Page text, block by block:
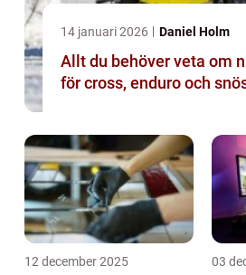
14 januari 2026 Daniel Holm
Allt du behöver veta om
för cross, enduro och
12 december 2025 03